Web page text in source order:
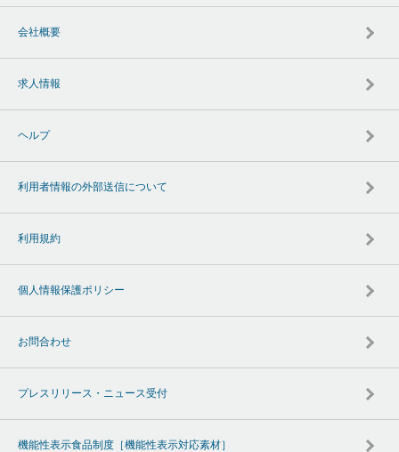
会社概要
求人情報
ヘルプ
利用者情報の外部送信について
利用規約
個人情報保護ポリシー
お問合わせ
プレスリリース・ニュース受付
機能性表示食品制度［機能性表示対応素材］